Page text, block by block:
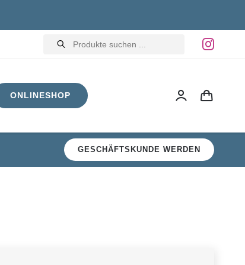
Products
search
ONLINESHOP
GESCHÄFTSKUNDE WERDEN